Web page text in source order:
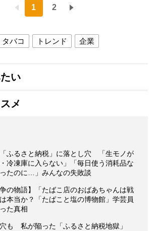
1 2
タバコ トレンド 企業
い
メ
ふるさと納税」に落とし穴 「生モノが
冷凍庫に入らない」「毎日使う消耗品な
たのに…」みんなの失敗談
争の物語】「たばこ店のおばあちゃんは戦
本当か？「たばこと塩の博物館」学芸員
た真相
も 私が陥った「ふるさと納税地獄」